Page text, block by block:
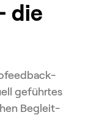
die
geführtes
Begleit-